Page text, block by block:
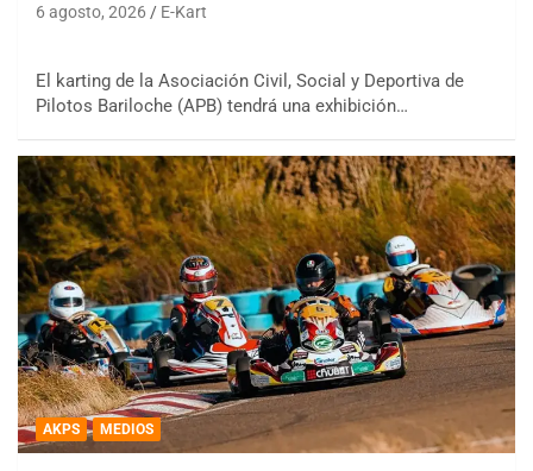
6 agosto, 2026 E-Kart
El karting de la Asociación Civil, Social y Deportiva de
Pilotos Bariloche (APB) tendrá una exhibición…
AKPS MEDIOS